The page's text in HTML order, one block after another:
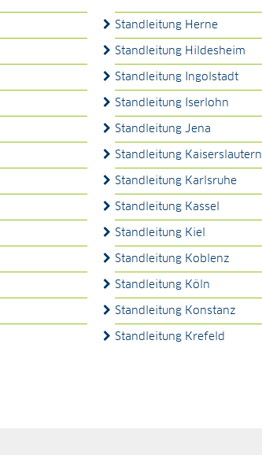
Standleitung Herne
Standleitung Hildesheim
Standleitung Ingolstadt
Standleitung Iserlohn
Standleitung Jena
Standleitung Kaiserslautern
Standleitung Karlsruhe
Standleitung Kassel
Standleitung Kiel
Standleitung Koblenz
Standleitung Köln
Standleitung Konstanz
Standleitung Krefeld